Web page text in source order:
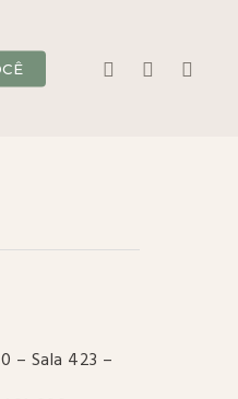
YOUTUBEINSTAGRAM
– Sala 423 –